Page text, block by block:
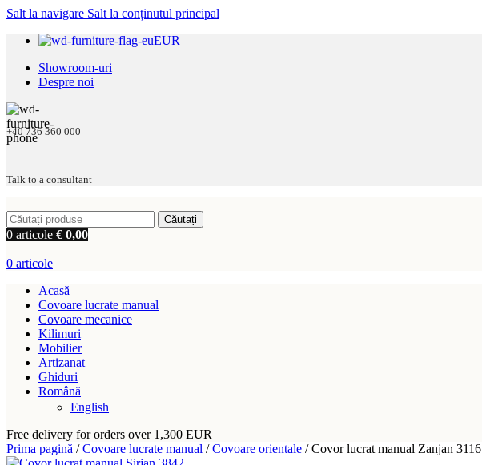
Salt la navigare Salt la conținutul principal
EUR
Showroom-uri
Despre noi
+40 736 360 000
Talk to a consultant
Căutați
0 articole € 0,00
0 articole
Acasă
Covoare lucrate manual
Covoare mecanice
Kilimuri
Mobilier
Artizanat
Ghiduri
Română
English
Free delivery for orders over 1,300 EUR
Prima pagină / Covoare lucrate manual / Covoare orientale / Covor lucrat manual Zanjan 3116